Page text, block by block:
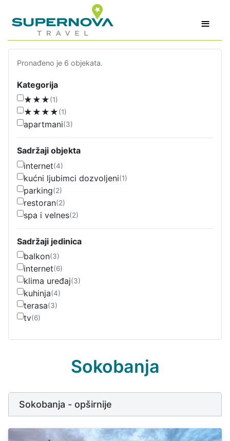
≡
Sokobanja
Sokobanja - opširnije
Pronađeno je 6 objekata.
Kategorija
★★★(1)
★★★★(1)
apartmani(3)
Sadržaji objekta
internet(4)
kućni ljubimci dozvoljeni(1)
parking(2)
restoran(2)
spa i velnes(2)
Sadržaji jedinica
balkon(3)
internet(6)
klima uređaj(3)
kuhinja(4)
terasa(3)
tv(6)